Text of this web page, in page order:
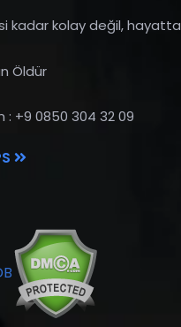
kadar kolay değil, hayatta
Öldür
: +9 0850 304 32 09